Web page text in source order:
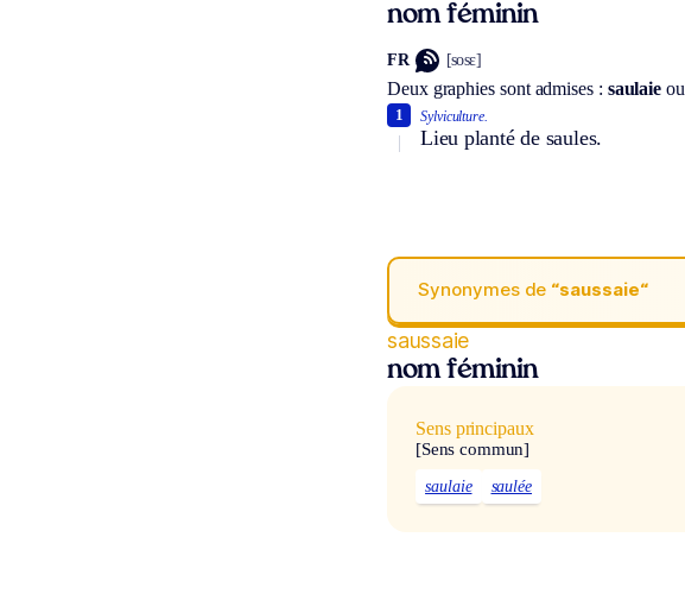
nom féminin
FR [sosɛ]
Deux graphies sont admises : saulaieou
Sylviculture.
Lieu planté de saules.
1
Synonymes de “saussaie“
saussaie
nom féminin
Sens principaux
[Sens commun]
saulaie saulée